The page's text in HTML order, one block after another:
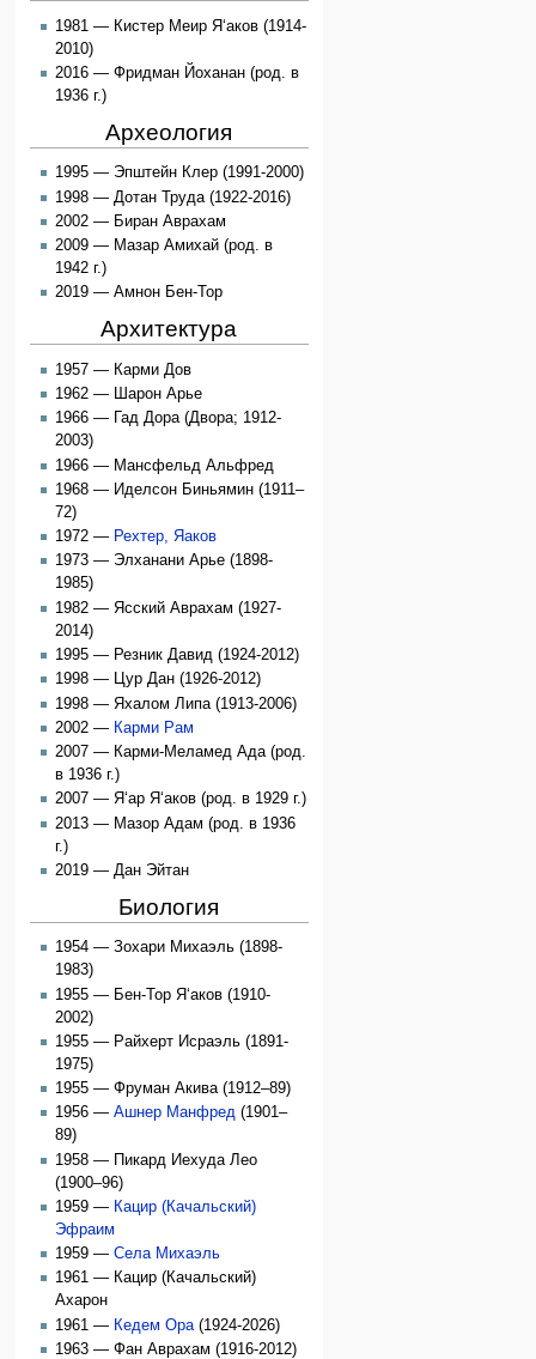
1981 — Кистер Меир Я‘аков (1914-
2010)
2016 — Фридман Йоханан (род. в
1936 г.)
Археология
1995 — Эпштейн Клер (1991-2000)
1998 — Дотан Труда (1922-2016)
2002 — Биран Аврахам
2009 — Мазар Амихай (род. в
1942 г.)
2019 — Амнон Бен-Тор
Архитектура
1957 — Карми Дов
1962 — Шарон Арье
1966 — Гад Дора (Двора; 1912-
2003)
1966 — Мансфельд Альфред
1968 — Иделсон Биньямин (1911–
72)
1972 — Рехтер, Яаков
1973 — Элханани Арье (1898-
1985)
1982 — Ясский Аврахам (1927-
2014)
1995 — Резник Давид (1924-2012)
1998 — Цур Дан (1926-2012)
1998 — Яхалом Липа (1913-2006)
2002 — Карми Рам
2007 — Карми-Меламед Ада (род.
в 1936 г.)
2007 — Я‘ар Я‘аков (род. в 1929 г.)
2013 — Мазор Адам (род. в 1936
г.)
2019 — Дан Эйтан
Биология
1954 — Зохари Михаэль (1898-
1983)
1955 — Бен-Тор Я‘аков (1910-
2002)
1955 — Райхерт Исраэль (1891-
1975)
1955 — Фруман Акива (1912–89)
1956 — Ашнер Манфред(1901–
89)
1958 — Пикард Иехуда Лео
(1900–96)
1959 — Кацир (Качальский)
Эфраим
1959 — Села Михаэль
1961 — Кацир (Качальский)
Ахарон
1961 — Кедем Ора(1924-2026)
1963 — Фан Аврахам (1916-2012)